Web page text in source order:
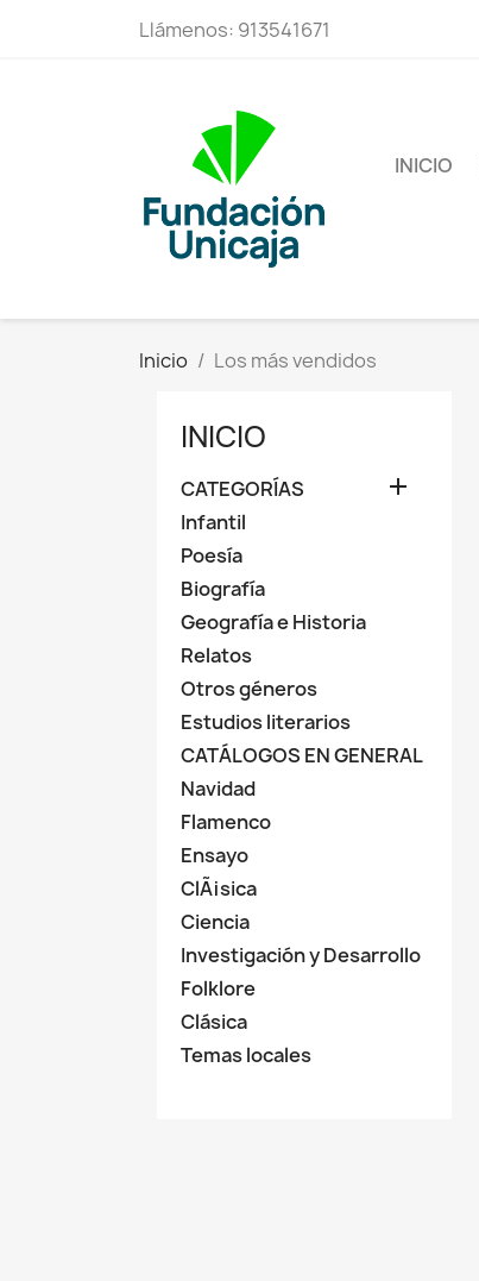
Llámenos: 913541671
INICIO
Inicio Los más vendidos
INICIO
CATEGORÍAS 
Infantil
Poesía
Biografía
Geografía e Historia
Relatos
Otros géneros
Estudios literarios
CATÁLOGOS EN GENERAL
Navidad
Flamenco
Ensayo
ClÃ¡sica
Ciencia
Investigación y Desarrollo
Folklore
Clásica
Temas locales